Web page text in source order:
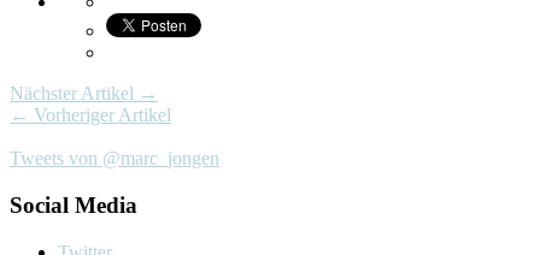
Nächster Artikel →
← Vorheriger Artikel
Tweets von @marc_jongen
Social Media